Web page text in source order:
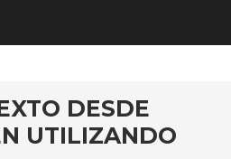
DESDE
UTILIZANDO